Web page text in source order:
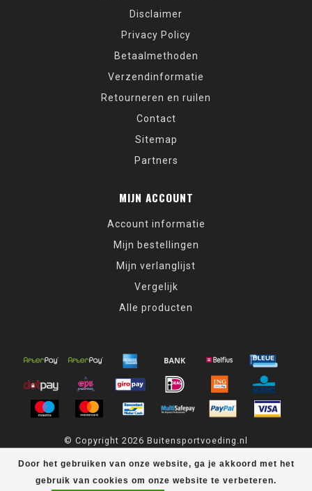
Door het gebruiken van onze website, ga je akkoord met het
gebruik van cookies om onze website te verbeteren.
Disclaimer
Privacy Policy
Betaalmethoden
Verzendinformatie
Retourneren en ruilen
Contact
Sitemap
Partners
MIJN ACCOUNT
Account informatie
Mijn bestellingen
Mijn verlanglijst
Vergelijk
Alle producten
© Copyright 2026 Buitensportvoeding.nl
Buitensportvoeding.nl scores a 9,4/10out of439 klantbeoordelingen